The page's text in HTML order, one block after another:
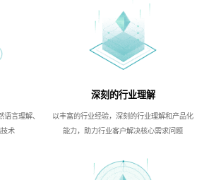
言理解、
术
深刻的行业理解
以丰富的行业经验，深刻的行业理解和产品化
能力，助力行业客户解决核心需求问题